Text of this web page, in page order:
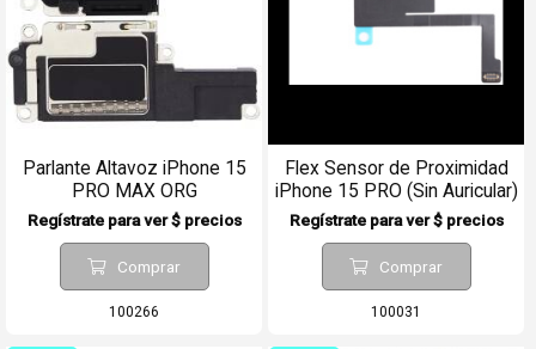
Parlante Altavoz iPhone 15
PRO MAX ORG
Regístrate para ver $ precios
Comprar
100266
Flex Sensor de Proximidad
iPhone 15 PRO (Sin Auricular)
Regístrate para ver $ precios
Comprar
100031